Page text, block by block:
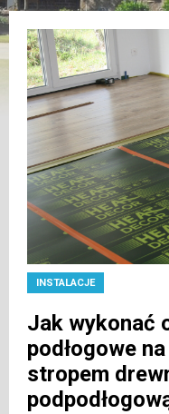
INSTALACJE
Jak wykonać
podłogowe
stropem